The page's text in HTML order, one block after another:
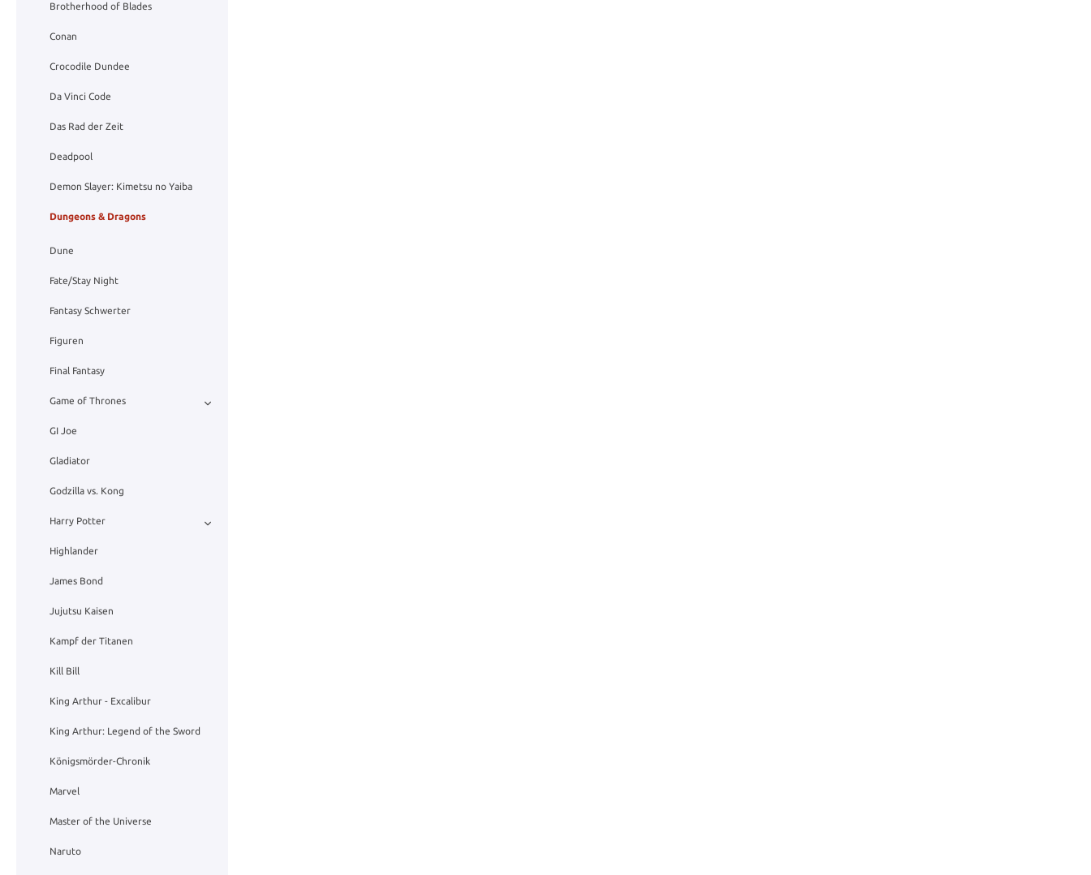
Brotherhood of Blades
Conan
Crocodile Dundee
Da Vinci Code
Das Rad der Zeit
Deadpool
Demon Slayer: Kimetsu no Yaiba
Dungeons & Dragons
Dune
Fate/Stay Night
Fantasy Schwerter
Figuren
Final Fantasy
Game of Thrones
GI Joe
Gladiator
Godzilla vs. Kong
Harry Potter
Highlander
James Bond
Jujutsu Kaisen
Kampf der Titanen
Kill Bill
King Arthur - Excalibur
King Arthur: Legend of the Sword
Königsmörder-Chronik
Marvel
Master of the Universe
Naruto